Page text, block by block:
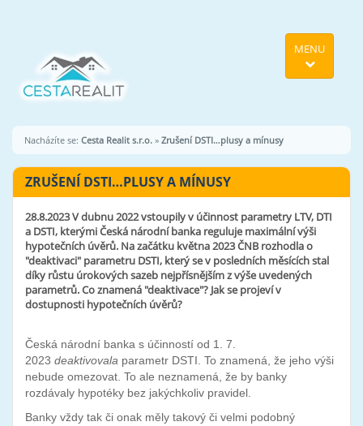
MENU
Nacházíte se: Cesta Realit s.r.o. » Zrušení DSTI…plusy a mínusy
ZRUŠENÍ DSTI…PLUSY A MÍNUSY
28.8.2023V dubnu 2022 vstoupily v účinnost parametry LTV, DTI
a DSTI, kterými Česká národní banka reguluje maximální výši
hypotečních úvěrů. Na začátku května 2023 ČNB rozhodla o
"deaktivaci" parametru DSTI, který se v posledních měsících stal
díky růstu úrokových sazeb nejpřísnějším z výše uvedených
parametrů. Co znamená "deaktivace"? Jak se projeví v
dostupnosti hypotečních úvěrů?
Česká národní banka s účinností od 1. 7.
2023 deaktivovala parametr DSTI. To znamená, že jeho výši
nebude omezovat. To ale neznamená, že by banky
rozdávaly hypotéky bez jakýchkoliv pravidel.
Banky vždy tak či onak měly takový či velmi podobný